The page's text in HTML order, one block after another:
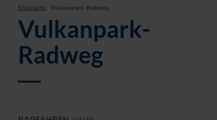
Startseite Vulkanpark-Radweg
Vulkanpark-
Radweg